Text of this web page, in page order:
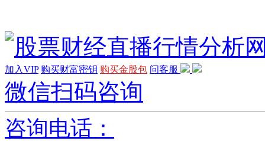
加入VIP 购买财富密钥 购买金股包 问客服
微信扫码咨询
咨询电话：